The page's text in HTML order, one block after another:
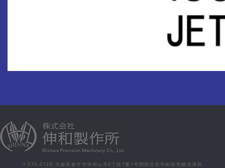
〒573-0128 大阪府枚方市津田山手2丁目7番1号関西文化学術研究都市津田